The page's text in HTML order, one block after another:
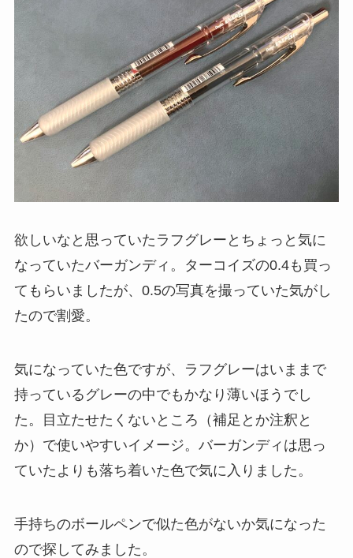
欲しいなと思っていたラフグレーとちょっと気に
なっていたバーガンディ。ターコイズの0.4も買っ
てもらいましたが、0.5の写真を撮っていた気がし
たので割愛。
気になっていた色ですが、ラフグレーはいままで
持っているグレーの中でもかなり薄いほうでし
た。目立たせたくないところ（補足とか注釈と
か）で使いやすいイメージ。バーガンディは思っ
ていたよりも落ち着いた色で気に入りました。
手持ちのボールペンで似た色がないか気になった
ので探してみました。